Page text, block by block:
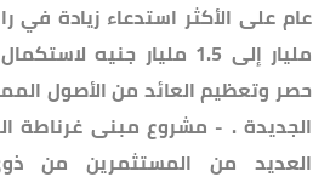
عام على الأكثر استدعاء زيادة
مليار إلى 1.5 مليار جنيه
حصر وتعظيم العائد من الأصول
الجديدة . - مشروع مبنى غرناطة
العديد من المستثمرين من